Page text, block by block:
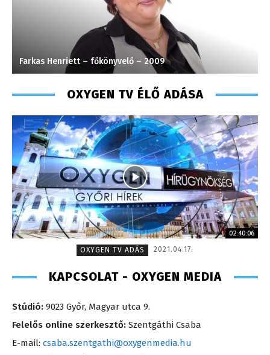
Farkas Henriett – főkönyvelő – 2009
OXYGEN TV ÉLŐ ADÁSA
02:40:06
OXYGEN TV ADÁS
2021.04.17.
KAPCSOLAT - OXYGEN MEDIA
Stúdió: 9023 Győr, Magyar utca 9.
Felelős online szerkesztő: Szentgáthi Csaba
E-mail: csaba.szentgathi@oxygenmedia.hu